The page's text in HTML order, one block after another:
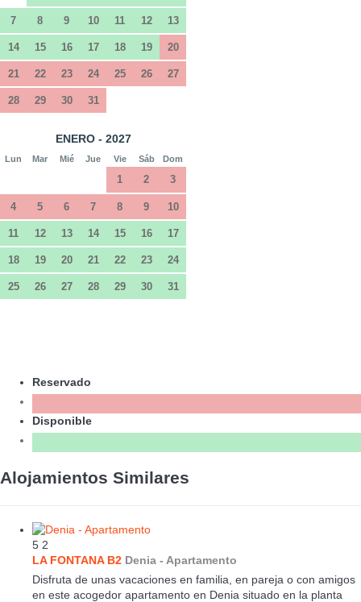
7 8 9 10 11 12 13
14 15 16 17 18 19 20
21 22 23 24 25 26 27
28 29 30 31
ENERO - 2027
Lun Mar Mié Jue Vie Sáb Dom
1 2 3
4 5 6 7 8 9 10
11 12 13 14 15 16 17
18 19 20 21 22 23 24
25 26 27 28 29 30 31
Reservado
Disponible
Alojamientos Similares
5 2
LA FONTANA B2 Denia - Apartamento
Disfruta de unas vacaciones en familia, en pareja o con amigos
en este acogedor apartamento en Denia situado en la planta